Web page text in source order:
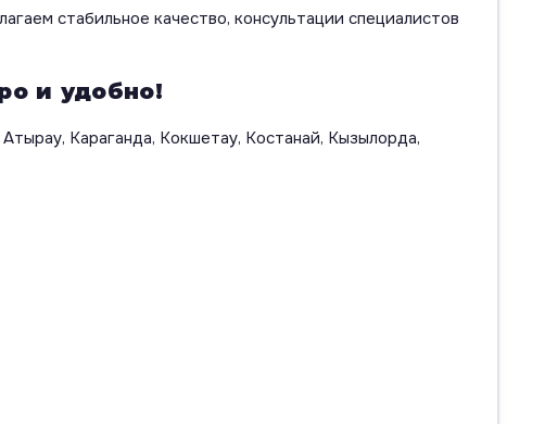
стабильное качество, консультации специалистов
и удобно!
Караганда, Кокшетау, Костанай, Кызылорда,